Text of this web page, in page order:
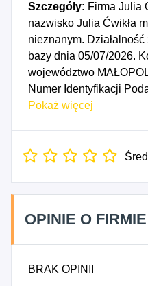
Szczegóły: Firma Julia
nazwisko Julia Ćwikła
nieznanym.
bazy dnia 05/07/2026.
województwo
Numer Identyfikacji
6751830113, a numer
02/07/2026. Wybrane
zakresie fizjoterapii,
związana ze sportem.
Pokaż więcej
OPINIE O FIRMIE
BRAK OPINII